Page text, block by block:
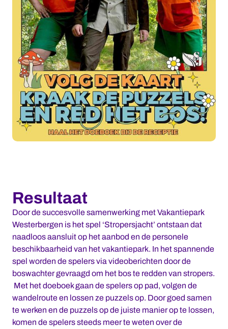
Resultaat
Door de succesvolle samenwerking met Vakantiepark
Westerbergen is het spel ‘Stropersjacht’ ontstaan dat
naadloos aansluit op het aanbod en de personele
beschikbaarheid van het vakantiepark. In het spannende
spel worden de spelers via videoberichten door de
boswachter gevraagd om het bos te redden van stropers.
Met het doeboek gaan de spelers op pad, volgen de
wandelroute en lossen ze puzzels op. Door goed samen
te werken en de puzzels op de juiste manier op te lossen,
komen de spelers steeds meer te weten over de